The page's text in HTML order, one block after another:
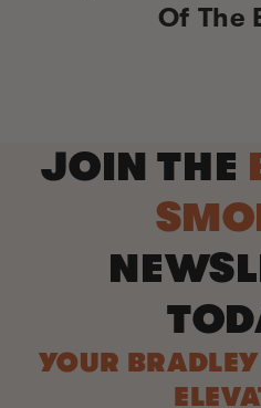
Of The
JOIN THE
YOUR